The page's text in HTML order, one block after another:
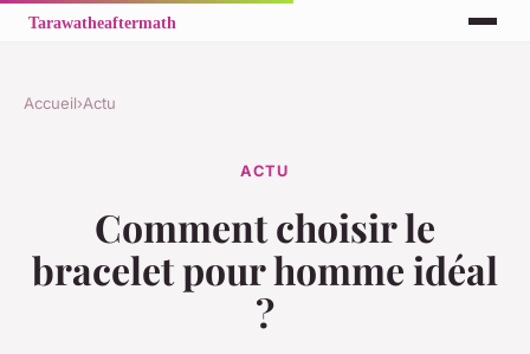
Accueil›Actu
ACTU
Comment choisir le
bracelet pour homme idéal
?